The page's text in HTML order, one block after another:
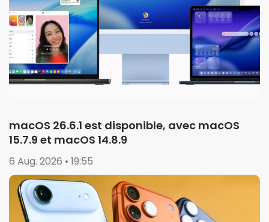
macOS 26.6.1 est disponible, avec macOS
15.7.9 et macOS 14.8.9
6 Aug. 2026 • 19:55